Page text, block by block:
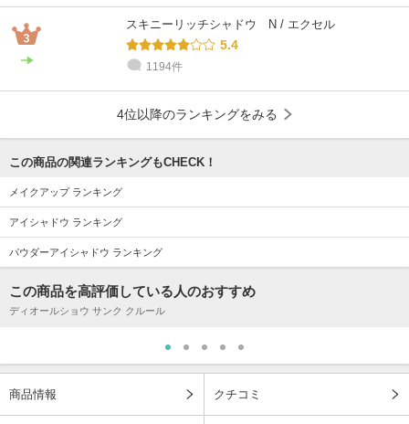
スキニーリッチシャドウ N / エクセル
5.4
1194件
4位以降のランキングをみる
この商品の関連ランキングもCHECK！
メイクアップ ランキング
アイシャドウ ランキング
パウダーアイシャドウ ランキング
この商品を高評価している人のおすすめ
ディオールショウ サンク クルール
商品情報 クチコミ